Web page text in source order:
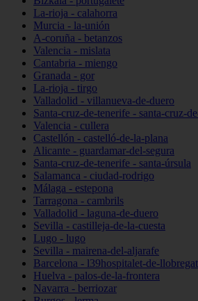
La-rioja - calahorra
Murcia - la-unión
A-coruña - betanzos
Valencia - mislata
Cantabria - miengo
Granada - gor
La-rioja - tirgo
Valladolid - villanueva-de-duero
Santa-cruz-de-tenerife - santa-cruz-
Valencia - cullera
Castellón - castelló-de-la-plana
Alicante - guardamar-del-segura
Santa-cruz-de-tenerife - santa-úrsula
Salamanca - ciudad-rodrigo
Málaga - estepona
Tarragona - cambrils
Valladolid - laguna-de-duero
Sevilla - castilleja-de-la-cuesta
Lugo - lugo
Sevilla - mairena-del-aljarafe
Barcelona - l39hospitalet-de-llobregat
Huelva - palos-de-la-frontera
Navarra - berriozar